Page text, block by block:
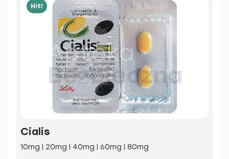
Hit!
Cialis
10mg | 20mg | 40mg | 60mg | 80mg